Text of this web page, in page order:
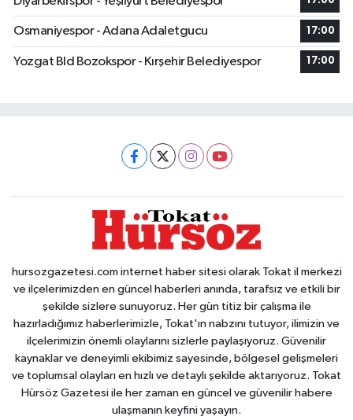
Osmaniyespor - Adana Adaletgucu 17:00
Yozgat Bld Bozokspor - Kırşehir Belediyespor 17:00
hursozgazetesi.com internet haber sitesi olarak Tokat il merkezi
ve ilçelerimizden en güncel haberleri anında, tarafsız ve etkili bir
şekilde sizlere sunuyoruz. Her gün titiz bir çalışma ile
hazırladığımız haberlerimizle, Tokat'ın nabzını tutuyor, ilimizin ve
ilçelerimizin önemli olaylarını sizlerle paylaşıyoruz. Güvenilir
kaynaklar ve deneyimli ekibimiz sayesinde, bölgesel gelişmeleri
ve toplumsal olayları en hızlı ve detaylı şekilde aktarıyoruz. Tokat
Hürsöz Gazetesi ile her zaman en güncel ve güvenilir habere
ulaşmanın keyfini yaşayın.